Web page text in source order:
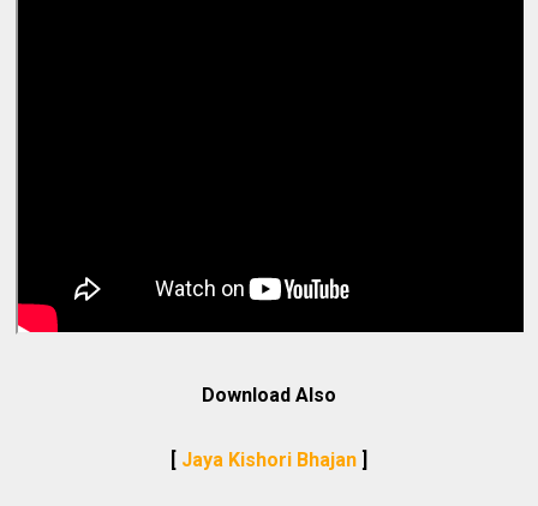
Download Also
[ Jaya Kishori Bhajan]